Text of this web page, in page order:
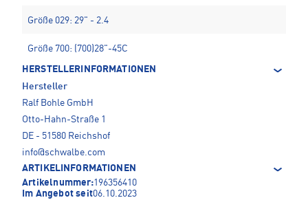
Größe 029: 29" - 2.4
Größe 700: (700)28"-45C
HERSTELLERINFORMATIONEN
Hersteller
Ralf Bohle GmbH
Otto-Hahn-Straße 1
DE - 51580 Reichshof
info@schwalbe.com
ARTIKELINFORMATIONEN
Artikelnummer:196356410
Im Angebot seit06.10.2023